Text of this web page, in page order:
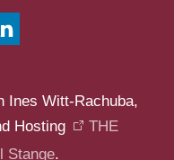
Ines Witt-Rachuba,
Hosting
THE
Stange.